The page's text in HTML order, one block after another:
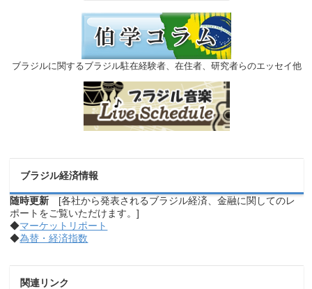
ブラジルに関するブラジル駐在経験者、在住者、研究者らのエッセイ他
ブラジル経済情報
随時更新 [各社から発表されるブラジル経済、金融に関してのレ
ポートをご覧いただけます。]
◆マーケットリポート
◆為替・経済指数
関連リンク